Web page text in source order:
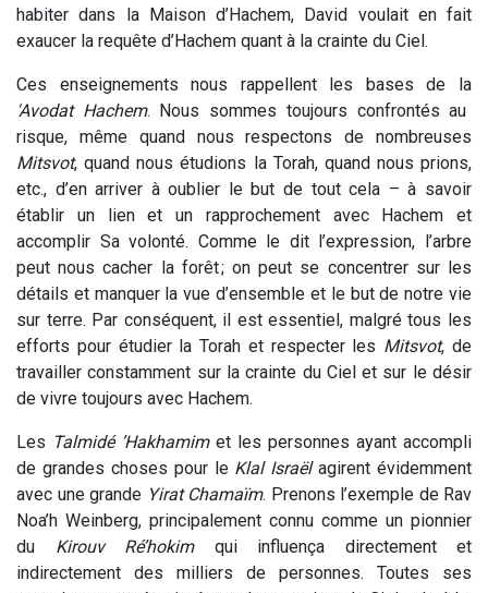
habiter dans la Maison d’Hachem, David voulait en fait
exaucer la requête d’Hachem quant à la crainte du Ciel.
Ces enseignements nous rappellent les bases de la
'Avodat Hachem. Nous sommes toujours confrontés au
risque, même quand nous respectons de nombreuses
Mitsvot, quand nous étudions la Torah, quand nous prions,
etc., d’en arriver à oublier le but de tout cela – à savoir
établir un lien et un rapprochement avec Hachem et
accomplir Sa volonté. Comme le dit l’expression, l’arbre
peut nous cacher la forêt ; on peut se concentrer sur les
détails et manquer la vue d’ensemble et le but de notre vie
sur terre. Par conséquent, il est essentiel, malgré tous les
efforts pour étudier la Torah et respecter les Mitsvot, de
travailler constamment sur la crainte du Ciel et sur le désir
de vivre toujours avec Hachem.
Les Talmidé ’Hakhamimet les personnes ayant accompli
de grandes choses pour le Klal Israëlagirent évidemment
avec une grande Yirat Chamaïm. Prenons l’exemple de Rav
Noa’h Weinberg, principalement connu comme un pionnier
du Kirouv Ré’hokimqui influença directement et
indirectement des milliers de personnes. Toutes ses